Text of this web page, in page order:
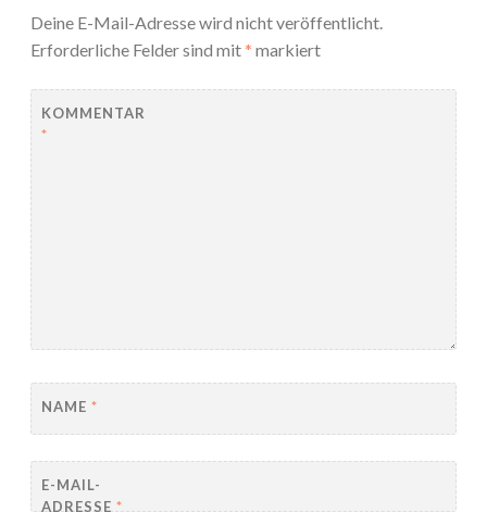
Deine E-Mail-Adresse wird nicht veröffentlicht.
Erforderliche Felder sind mit* markiert
KOMMENTAR
*
NAME *
E-MAIL-
ADRESSE *